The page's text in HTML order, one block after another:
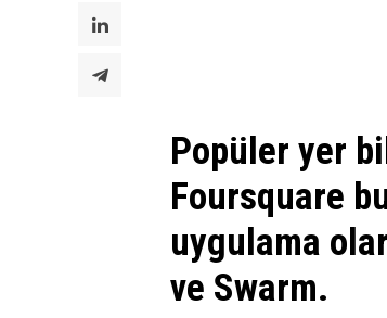
Popüler yer
Foursquare
uygulama
ve Swarm.